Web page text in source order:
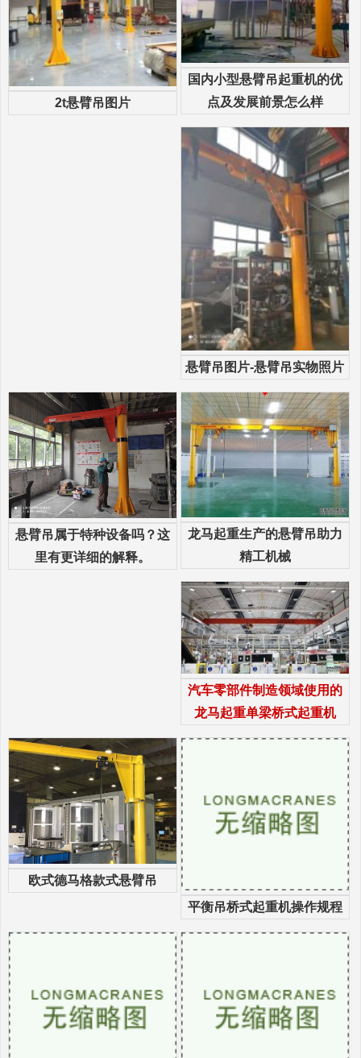
2t悬臂吊图片
国内小型悬臂吊起重机的优
点及发展前景怎么样
悬臂吊图片-悬臂吊实物照片
悬臂吊属于特种设备吗？这
里有更详细的解释。
龙马起重生产的悬臂吊助力
精工机械
汽车零部件制造领域使用的
龙马起重单梁桥式起重机
欧式德马格款式悬臂吊
平衡吊桥式起重机操作规程